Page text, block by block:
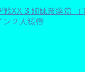
戦XX 3 姉妹奈落篇
ン２人猿轡